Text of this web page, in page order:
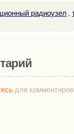
радиоузел ,
для